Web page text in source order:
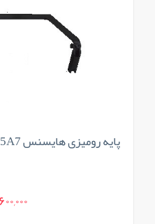
پایه رومیزی هایسنس 55A7
600,000 تومان